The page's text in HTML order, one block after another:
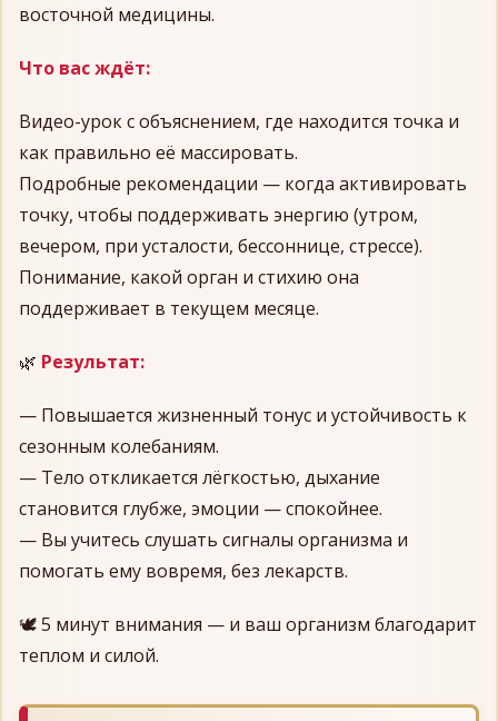
восточной медицины.
Что вас ждёт:
Видео-урок с объяснением, где находится точка и
как правильно её массировать.
Подробные рекомендации — когда активировать
точку, чтобы поддерживать энергию (утром,
вечером, при усталости, бессоннице, стрессе).
Понимание, какой орган и стихию она
поддерживает в текущем месяце.
🌿 Результат:
— Повышается жизненный тонус и устойчивость к
сезонным колебаниям.
— Тело откликается лёгкостью, дыхание
становится глубже, эмоции — спокойнее.
— Вы учитесь слушать сигналы организма и
помогать ему вовремя, без лекарств.
🕊️ 5 минут внимания — и ваш организм благодарит
теплом и силой.